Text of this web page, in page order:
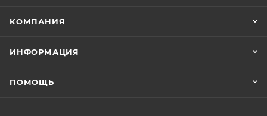
КОМПАНИЯ
ИНФОРМАЦИЯ
ПОМОЩЬ